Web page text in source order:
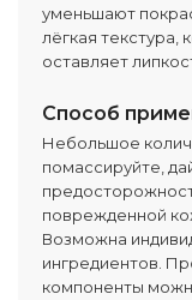
уменьшают
лёгкая текстура,
оставляет
Способ
Небольшое
помассируйте,
поврежденной
Возможна
ингредиентов.
компоненты